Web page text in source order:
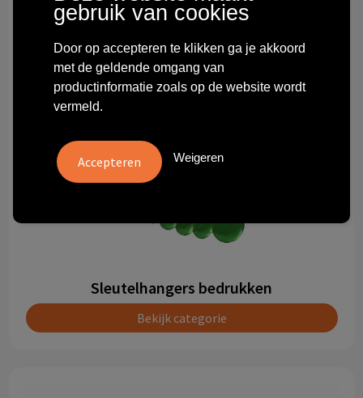
Sleutelhangers bedrukken
Bekijk categorie
gebruik van cookies
Door op accepteren te klikken ga je akkoord
met de geldende omgang van
productinformatie zoals op de website wordt
vermeld.
Weigeren